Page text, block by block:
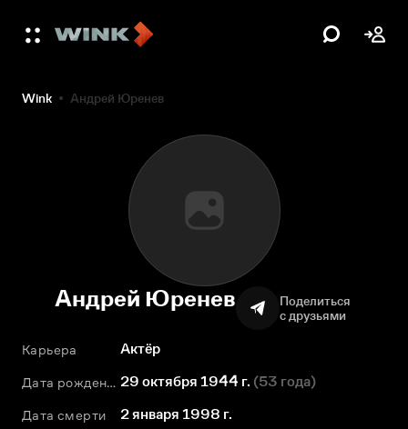
Wink Андрей Юренев
Андрей Юренев
Поделиться
с друзьями
Карьера Актёр
Дата рождения 29 октября 1944 г. (53 года)
Дата смерти 2 января 1998 г.